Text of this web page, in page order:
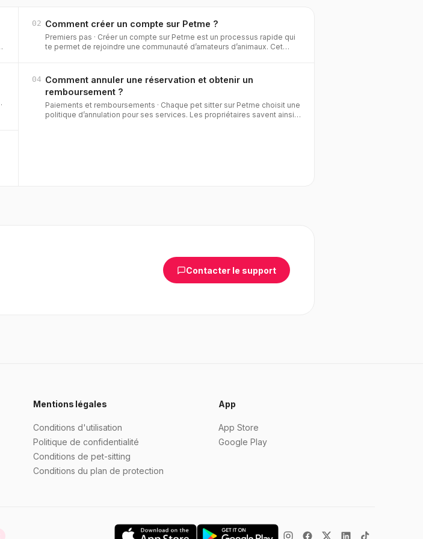
02 Comment créer un compte sur Petme ?
Premiers pas · Créer un compte sur Petme est un processus rapide qui
te permet de rejoindre une communauté d’amateurs d’animaux. Cet
04 Comment annuler une réservation et obtenir un
remboursement ?
Paiements et remboursements · Chaque pet sitter sur Petme choisit une
politique d’annulation pour ses services. Les propriétaires savent ainsi à
Contacter le support
Mentions légales
Conditions d'utilisation
Politique de confidentialité
Conditions de pet-sitting
Conditions du plan de protection
App
App Store
Google Play